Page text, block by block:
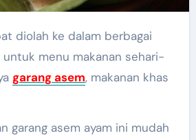
untuk menu makanan sehari-
garang asem, makanan khas
garang asem ayam ini mudah